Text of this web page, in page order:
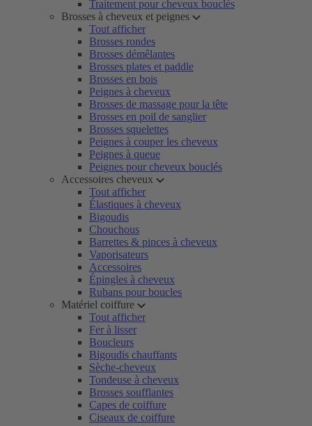
Traitement pour cheveux bouclés
Brosses à cheveux et peignes
Tout afficher
Brosses rondes
Brosses démêlantes
Brosses plates et paddle
Brosses en bois
Peignes à cheveux
Brosses de massage pour la tête
Brosses en poil de sanglier
Brosses squelettes
Peignes à couper les cheveux
Peignes à queue
Peignes pour cheveux bouclés
Accessoires cheveux
Tout afficher
Élastiques à cheveux
Bigoudis
Chouchous
Barrettes & pinces à cheveux
Vaporisateurs
Accessoires
Épingles à cheveux
Rubans pour boucles
Matériel coiffure
Tout afficher
Fer à lisser
Boucleurs
Bigoudis chauffants
Sèche-cheveux
Tondeuse à cheveux
Brosses soufflantes
Capes de coiffure
Ciseaux de coiffure